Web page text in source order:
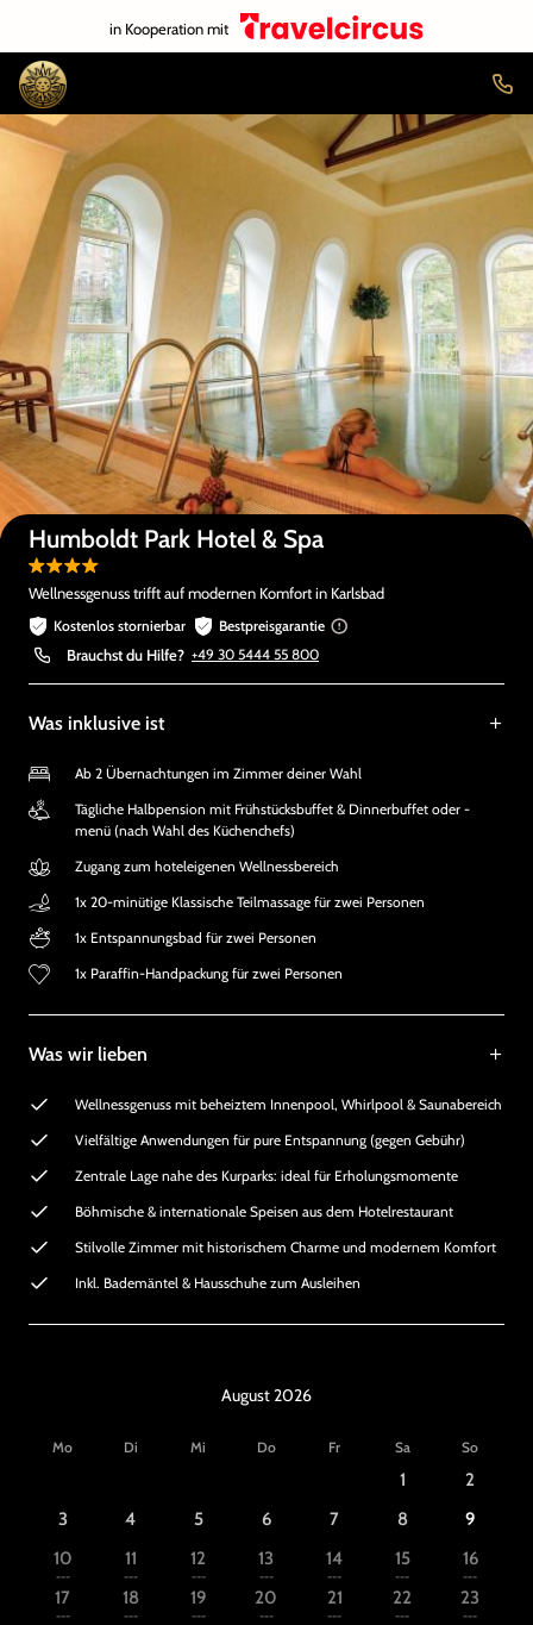
in Kooperation mit
Auf der Karte anzeigen
Humboldt Park Hotel & Spa
Wellnessgenuss trifft auf modernen Komfort in Karlsbad
Kostenlos stornierbar Bestpreisgarantie
Brauchst du Hilfe? +49 30 5444 55 800
Was inklusive ist
Ab 2 Übernachtungen im Zimmer deiner Wahl
Tägliche Halbpension mit Frühstücksbuffet & Dinnerbuffet oder -
menü (nach Wahl des Küchenchefs)
Zugang zum hoteleigenen Wellnessbereich
1x 20-minütige Klassische Teilmassage für zwei Personen
1x Entspannungsbad für zwei Personen
1x Paraffin-Handpackung für zwei Personen
Was wir lieben
Wellnessgenuss mit beheiztem Innenpool, Whirlpool & Saunabereich
Vielfältige Anwendungen für pure Entspannung (gegen Gebühr)
Zentrale Lage nahe des Kurparks: ideal für Erholungsmomente
Böhmische & internationale Speisen aus dem Hotelrestaurant
Stilvolle Zimmer mit historischem Charme und modernem Komfort
Inkl. Bademäntel & Hausschuhe zum Ausleihen
August 2026
Mo Di Mi Do Fr Sa So
1
2
3
4 5 6 7 8
9
10
---
11
---
12
---
13
---
14
---
15
---
16
---
17
---
18
---
19
---
20
---
21
---
22
---
23
---